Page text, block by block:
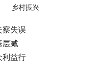
乡村振兴
察失误
层减
利益行